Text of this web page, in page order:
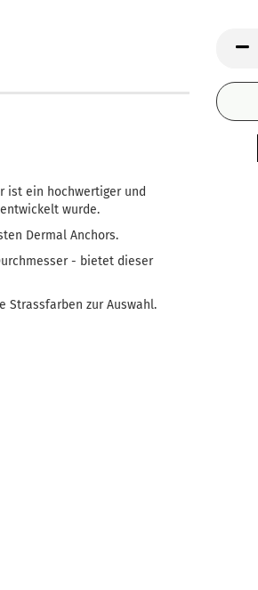
ist ein hochwertiger und
wurde.
Dermal Anchors.
- bietet dieser
Strassfarben zur Auswahl.